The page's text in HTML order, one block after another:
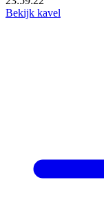
Bekijk kavel